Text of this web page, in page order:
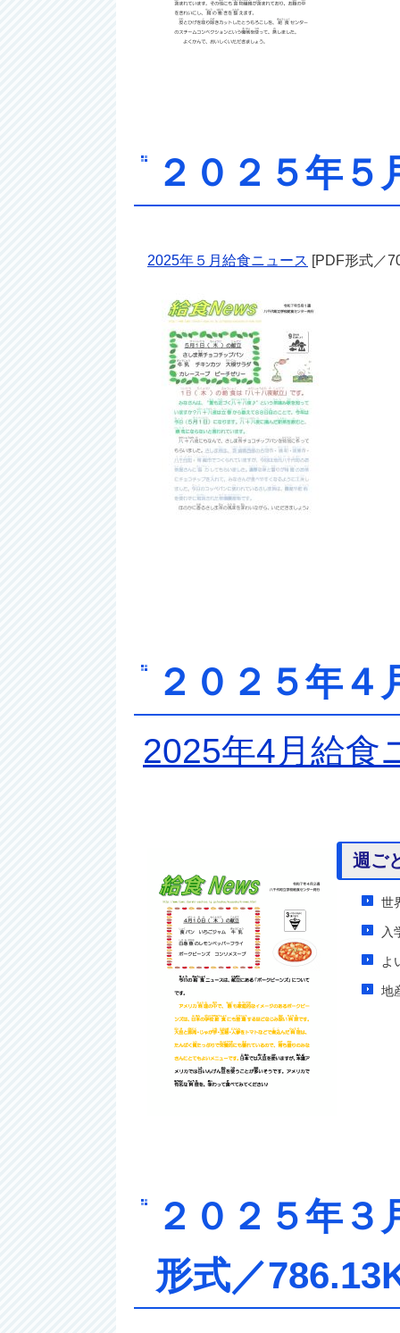
２０２５年
2025年５月給食ニュース [PDF形式／
２０２５年４
2025年4月給食
週ご
世
入
よ
地
２０２５年
形式／